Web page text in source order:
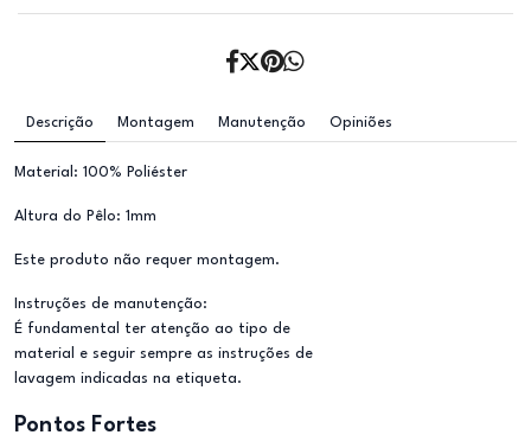
Descrição Montagem Manutenção Opiniões
Material: 100% Poliéster
Altura do Pêlo: 1mm
Este produto não requer montagem.
Instruções de manutenção:
É fundamental ter atenção ao tipo de
material e seguir sempre as instruções de
lavagem indicadas na etiqueta.
Pontos Fortes